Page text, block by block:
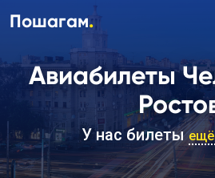
Пошагам.
Авиабилеты
У нас билеты